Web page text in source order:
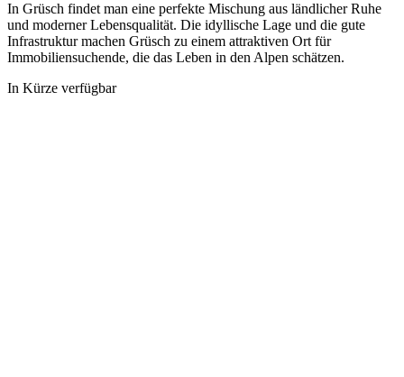
In Grüsch findet man eine perfekte Mischung aus ländlicher Ruhe
und moderner Lebensqualität. Die idyllische Lage und die gute
Infrastruktur machen Grüsch zu einem attraktiven Ort für
Immobiliensuchende, die das Leben in den Alpen schätzen.
In Kürze verfügbar